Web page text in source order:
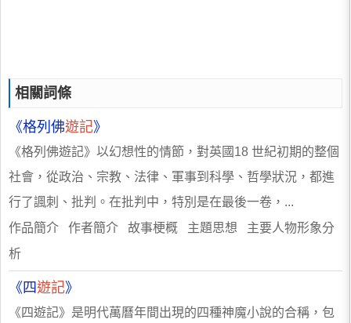
相關詞條
《格列佛遊記》
《格列佛遊記》以幻想性的情節，對英國18 世紀初期的整個
社會，從政治、宗教、法律、軍事到科學、哲學狀況，都進
行了諷刺、批判。在批判中，特別是在最後一卷，...
作品簡介 作者簡介 故事梗概 主題思想 主要人物形象分
析
《四遊記》
《四遊記》是明代萬曆年間出現的四種神魔小說的合稱，包